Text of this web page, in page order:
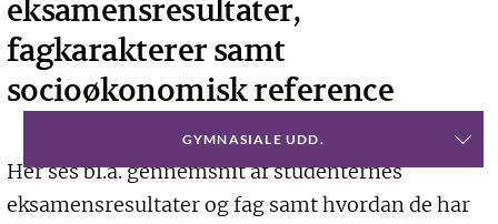
eksamensresultater,
fagkarakterer samt
socioøkonomisk reference
GYMNASIALE UDD.
Her ses bl.a. gennemsnit af studenternes
eksamensresultater og fag samt hvordan de har